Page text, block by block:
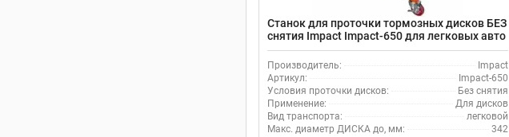
Станок для проточки тормозных дисков БЕЗ
снятия Impact Impact-650 для легковых авто
Производитель:
Impact
Артикул:
Impact-650
Условия проточки дисков:
Без снятия
Применение:
Для дисков
Вид транспорта:
легковой
Макс. диаметр ДИСКА до, мм:
342